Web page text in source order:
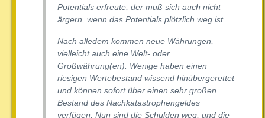
Potentials erfreute, der muß sich auch nicht
ärgern, wenn das Potentials plötzlich weg ist.
Nach alledem kommen neue Währungen,
vielleicht auch eine Welt- oder
Großwährung(en). Wenige haben einen
riesigen Wertebestand wissend hinübergerettet
und können sofort über einen sehr großen
Bestand des Nachkatastrophengeldes
verfügen. Nun sind die Schulden weg, und die